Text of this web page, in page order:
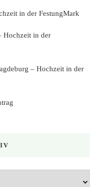
in der FestungMark
Hochzeit in der
– Hochzeit in der